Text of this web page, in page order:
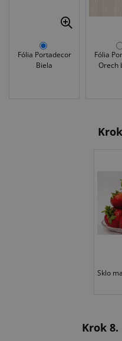
Fólia Portadecor
Biela
Fólia
Orech
Sklo
Krok 8.